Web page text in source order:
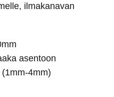
ilmakanavan
asentoon
4mm)